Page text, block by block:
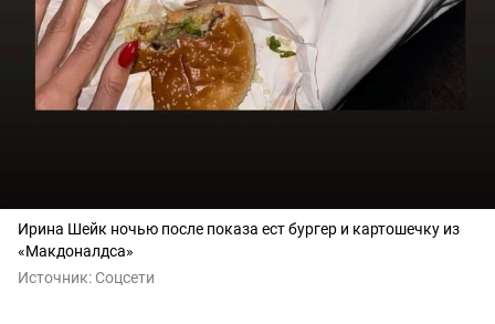
Ирина Шейк ночью после показа ест бургер и картошечку из
«Макдоналдса»
Источник: Соцсети